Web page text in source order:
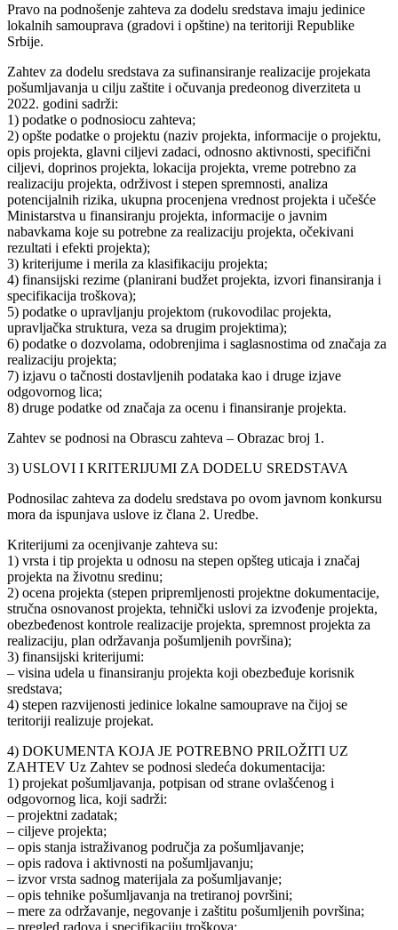
Pravo na podnošenje zahteva za dodelu sredstava imaju jedinice
lokalnih samouprava (gradovi i opštine) na teritoriji Republike
Srbije.
Zahtev za dodelu sredstava za sufinansiranje realizacije projekata
pošumljavanja u cilju zaštite i očuvanja predeonog diverziteta u
2022. godini sadrži:
1) podatke o podnosiocu zahteva;
2) opšte podatke o projektu (naziv projekta, informacije o projektu,
opis projekta, glavni ciljevi zadaci, odnosno aktivnosti, specifični
ciljevi, doprinos projekta, lokacija projekta, vreme potrebno za
realizaciju projekta, održivost i stepen spremnosti, analiza
potencijalnih rizika, ukupna procenjena vrednost projekta i učešće
Ministarstva u finansiranju projekta, informacije o javnim
nabavkama koje su potrebne za realizaciju projekta, očekivani
rezultati i efekti projekta);
3) kriterijume i merila za klasifikaciju projekta;
4) finansijski rezime (planirani budžet projekta, izvori finansiranja i
specifikacija troškova);
5) podatke o upravljanju projektom (rukovodilac projekta,
upravljačka struktura, veza sa drugim projektima);
6) podatke o dozvolama, odobrenjima i saglasnostima od značaja za
realizaciju projekta;
7) izjavu o tačnosti dostavljenih podataka kao i druge izjave
odgovornog lica;
8) druge podatke od značaja za ocenu i finansiranje projekta.
Zahtev se podnosi na Obrascu zahteva – Obrazac broj 1.
3) USLOVI I KRITERIJUMI ZA DODELU SREDSTAVA
Podnosilac zahteva za dodelu sredstava po ovom javnom konkursu
mora da ispunjava uslove iz člana 2. Uredbe.
Kriterijumi za ocenjivanje zahteva su:
1) vrsta i tip projekta u odnosu na stepen opšteg uticaja i značaj
projekta na životnu sredinu;
2) ocena projekta (stepen pripremljenosti projektne dokumentacije,
stručna osnovanost projekta, tehnički uslovi za izvođenje projekta,
obezbeđenost kontrole realizacije projekta, spremnost projekta za
realizaciju, plan održavanja pošumljenih površina);
3) finansijski kriterijumi:
– visina udela u finansiranju projekta koji obezbeđuje korisnik
sredstava;
4) stepen razvijenosti jedinice lokalne samouprave na čijoj se
teritoriji realizuje projekat.
4) DOKUMENTA KOJA JE POTREBNO PRILOŽITI UZ
ZAHTEV Uz Zahtev se podnosi sledeća dokumentacija:
1) projekat pošumljavanja, potpisan od strane ovlašćenog i
odgovornog lica, koji sadrži:
– projektni zadatak;
– ciljeve projekta;
– opis stanja istraživanog područja za pošumljavanje;
– opis radova i aktivnosti na pošumljavanju;
– izvor vrsta sadnog materijala za pošumljavanje;
– opis tehnike pošumljavanja na tretiranoj površini;
– mere za održavanje, negovanje i zaštitu pošumljenih površina;
– pregled radova i specifikaciju troškova;